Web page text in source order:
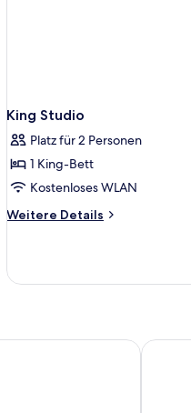
King Studio
Platz für 2 Personen
1 King-Bett
Kostenloses WLAN
Weitere Details
Weitere
Studio
Deco